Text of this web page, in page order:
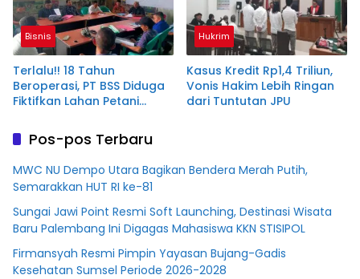
Bisnis
Terlalu!! 18 Tahun
Beroperasi, PT BSS Diduga
Fiktifkan Lahan Petani
Hukrim
Kasus Kredit Rp1,4 Triliun,
Vonis Hakim Lebih Ringan
dari Tuntutan JPU
Pos-pos Terbaru
MWC NU Dempo Utara Bagikan Bendera Merah Putih,
Semarakkan HUT RI ke-81
Sungai Jawi Point Resmi Soft Launching, Destinasi Wisata
Baru Palembang Ini Digagas Mahasiswa KKN STISIPOL
Firmansyah Resmi Pimpin Yayasan Bujang-Gadis
Kesehatan Sumsel Periode 2026-2028